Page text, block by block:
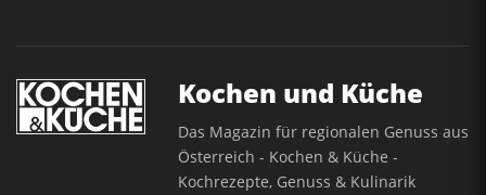
Kochen und Küche
Das Magazin für regionalen Genuss aus
Österreich - Kochen & Küche -
Kochrezepte, Genuss & Kulinarik